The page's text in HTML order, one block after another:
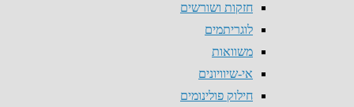
חזקות ושורשים
לוגריתמים
משוואות
אי-שיוויונים
חילוק פולינומים